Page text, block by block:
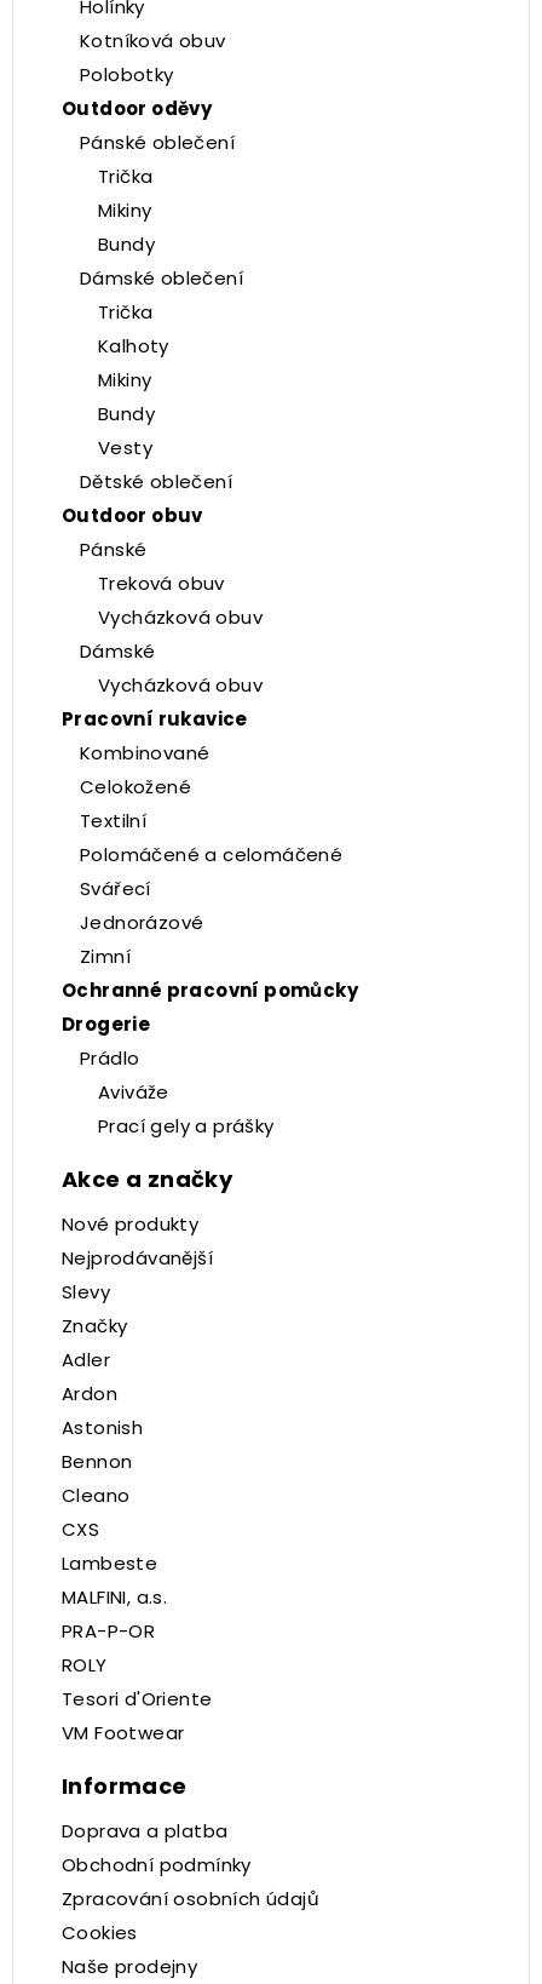
Holínky
Kotníková obuv
Polobotky
Outdoor oděvy
Pánské oblečení
Trička
Mikiny
Bundy
Dámské oblečení
Trička
Kalhoty
Mikiny
Bundy
Vesty
Dětské oblečení
Outdoor obuv
Pánské
Treková obuv
Vycházková obuv
Dámské
Vycházková obuv
Pracovní rukavice
Kombinované
Celokožené
Textilní
Polomáčené a celomáčené
Svářecí
Jednorázové
Zimní
Ochranné pracovní pomůcky
Drogerie
Prádlo
Aviváže
Prací gely a prášky
Akce a značky
Nové produkty
Nejprodávanější
Slevy
Značky
Adler
Ardon
Astonish
Bennon
Cleano
CXS
Lambeste
MALFINI, a.s.
PRA-P-OR
ROLY
Tesori d'Oriente
VM Footwear
Informace
Doprava a platba
Obchodní podmínky
Zpracování osobních údajů
Cookies
Naše prodejny